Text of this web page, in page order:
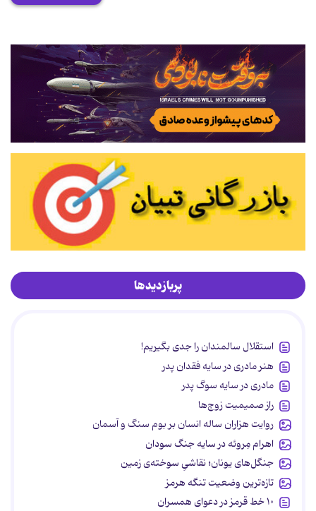
پربازدیدها
استقلال سالمندان را جدی بگیریم!
هنر مادری در سایه‌ فقدان پدر
مادری در سایه سوگ پدر
راز صمیمیت زوج‌ها
روایت هزاران ساله انسان بر بوم سنگ و آسمان
اهرام مِروئه در سایه جنگ سودان
جنگل‌های یونان؛ نقاشیِ سوخته‌ی زمین
تازه‌ترین وضعیت تنگه هرمز
۱۰ خط قرمز در دعوای همسران